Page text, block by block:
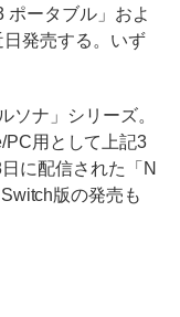
ポータブル」およ
発売する。いず
ナ」シリーズ。
PC用として上記3
に配信された「N
版の発売も